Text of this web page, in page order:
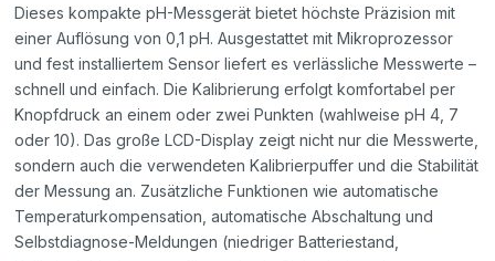
Dieses kompakte pH-Messgerät bietet höchste Präzision mit
einer Auflösung von 0,1 pH. Ausgestattet mit Mikroprozessor
und fest installiertem Sensor liefert es verlässliche Messwerte –
schnell und einfach. Die Kalibrierung erfolgt komfortabel per
Knopfdruck an einem oder zwei Punkten (wahlweise pH 4, 7
oder 10). Das große LCD-Display zeigt nicht nur die Messwerte,
sondern auch die verwendeten Kalibrierpuffer und die Stabilität
der Messung an. Zusätzliche Funktionen wie automatische
Temperaturkompensation, automatische Abschaltung und
Selbstdiagnose-Meldungen (niedriger Batteriestand,